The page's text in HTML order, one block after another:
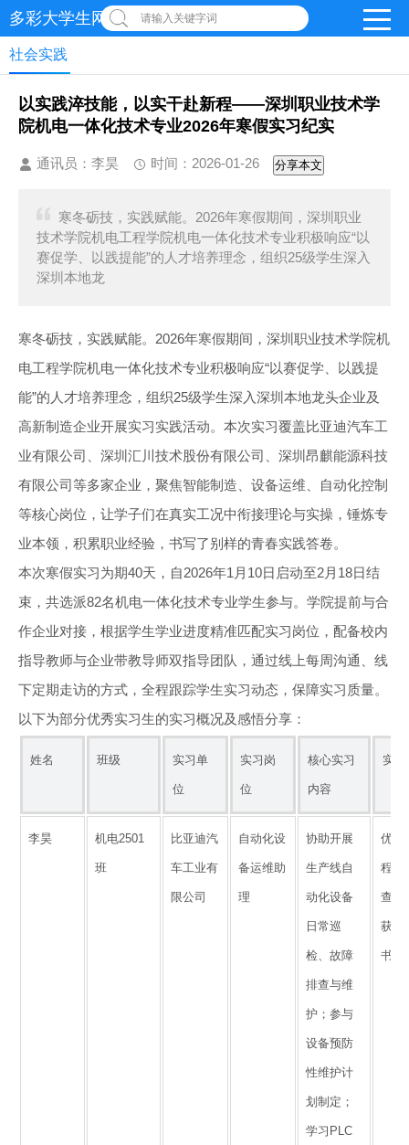
多彩大学生网-首页请输入关键字词
社会实践
以实践淬技能，以实干赴新程——深圳职业技术学
院机电一体化技术专业2026年寒假实习纪实
通讯员：李昊 时间：2026-01-26 分享本文
寒冬砺技，实践赋能。2026年寒假期间，深圳职业
技术学院机电工程学院机电一体化技术专业积极响应“以
赛促学、以践提能”的人才培养理念，组织25级学生深入
深圳本地龙
寒冬砺技，实践赋能。2026年寒假期间，深圳职业技术学院机
电工程学院机电一体化技术专业积极响应“以赛促学、以践提
能”的人才培养理念，组织25级学生深入深圳本地龙头企业及
高新制造企业开展实习实践活动。本次实习覆盖比亚迪汽车工
业有限公司、深圳汇川技术股份有限公司、深圳昂麒能源科技
有限公司等多家企业，聚焦智能制造、设备运维、自动化控制
等核心岗位，让学子们在真实工况中衔接理论与实操，锤炼专
业本领，积累职业经验，书写了别样的青春实践答卷。
本次寒假实习为期40天，自2026年1月10日启动至2月18日结
束，共选派82名机电一体化技术专业学生参与。学院提前与合
作企业对接，根据学生学业进度精准匹配实习岗位，配备校内
指导教师与企业带教导师双指导团队，通过线上每周沟通、线
下定期走访的方式，全程跟踪学生实习动态，保障实习质量。
以下为部分优秀实习生的实习概况及感悟分享：
姓名 班级 实习单
位
实习岗
位
核心实习
内容
实习
李昊 机电2501
班
比亚迪汽
车工业有
限公司
自动化设
备运维助
理
协助开展
生产线自
动化设备
日常巡
检、故障
排查与维
护；参与
设备预防
性维护计
划制定；
学习PLC
优化
程，
查时
获企
书面